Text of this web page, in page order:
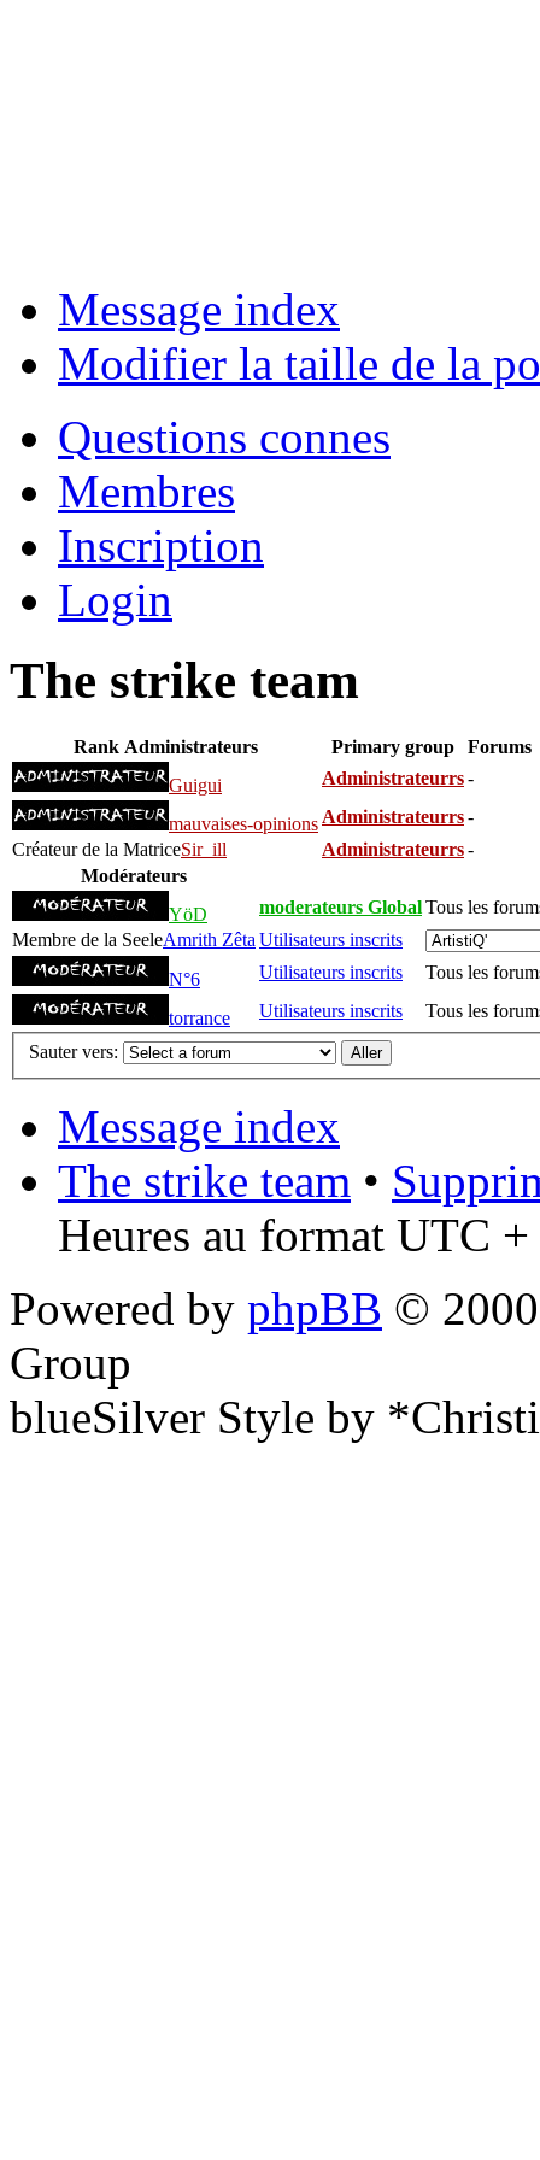
Message index
Modifier la taille de la
Questions connes
Membres
Inscription
Login
The strike team
Rank Administrateurs Primary group
Forums
Guigui
Administrateurrs-
mauvaises-opinions Administrateurrs-
Créateur de la MatriceSir_ill Administrateurrs-
Modérateurs
YöD
moderateurs GlobalTous les
Membre de la SeeleAmrith Zêta Utilisateurs inscrits
N°6
Utilisateurs inscrits Tous les
torrance Utilisateurs inscrits Tous les
Sauter vers:
Message index
The strike team •
Heures au format UTC
Powered by phpBB ©
Group
blueSilver Style by